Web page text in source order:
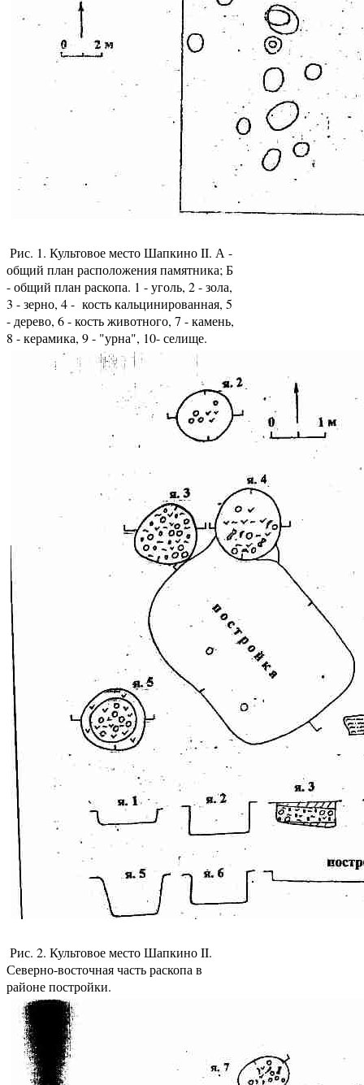
Рис. 1. Культовое место Шапкино II. А -
общий план расположения памятника; Б
- общий план раскопа. 1 - уголь, 2 - зола,
3 - зерно, 4 - кость кальцинированная, 5
- дерево, 6 - кость животного, 7 - камень,
8 - керамика, 9 - "урна", 10- селище.
Рис. 2. Культовое место Шапкино II.
Северно-восточная часть раскопа в
районе постройки.